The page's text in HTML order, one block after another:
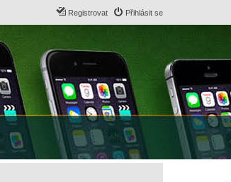
Přihlásit se
Registrovat